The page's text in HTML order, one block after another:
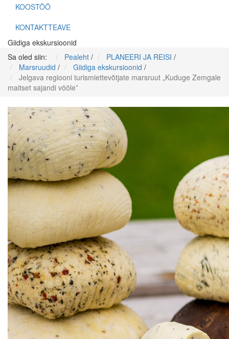
KOOSTÖÖ
KONTAKTTEAVE
Giidiga ekskursioonid
Sa oled siin:
Pealeht / PLANEERI JA REISI /
Marsruudid / Giidiga ekskursioonid /
Jelgava regiooni turismiettevõtjate marsruut „Kuduge Zemgale
maitset sajandi vööle”